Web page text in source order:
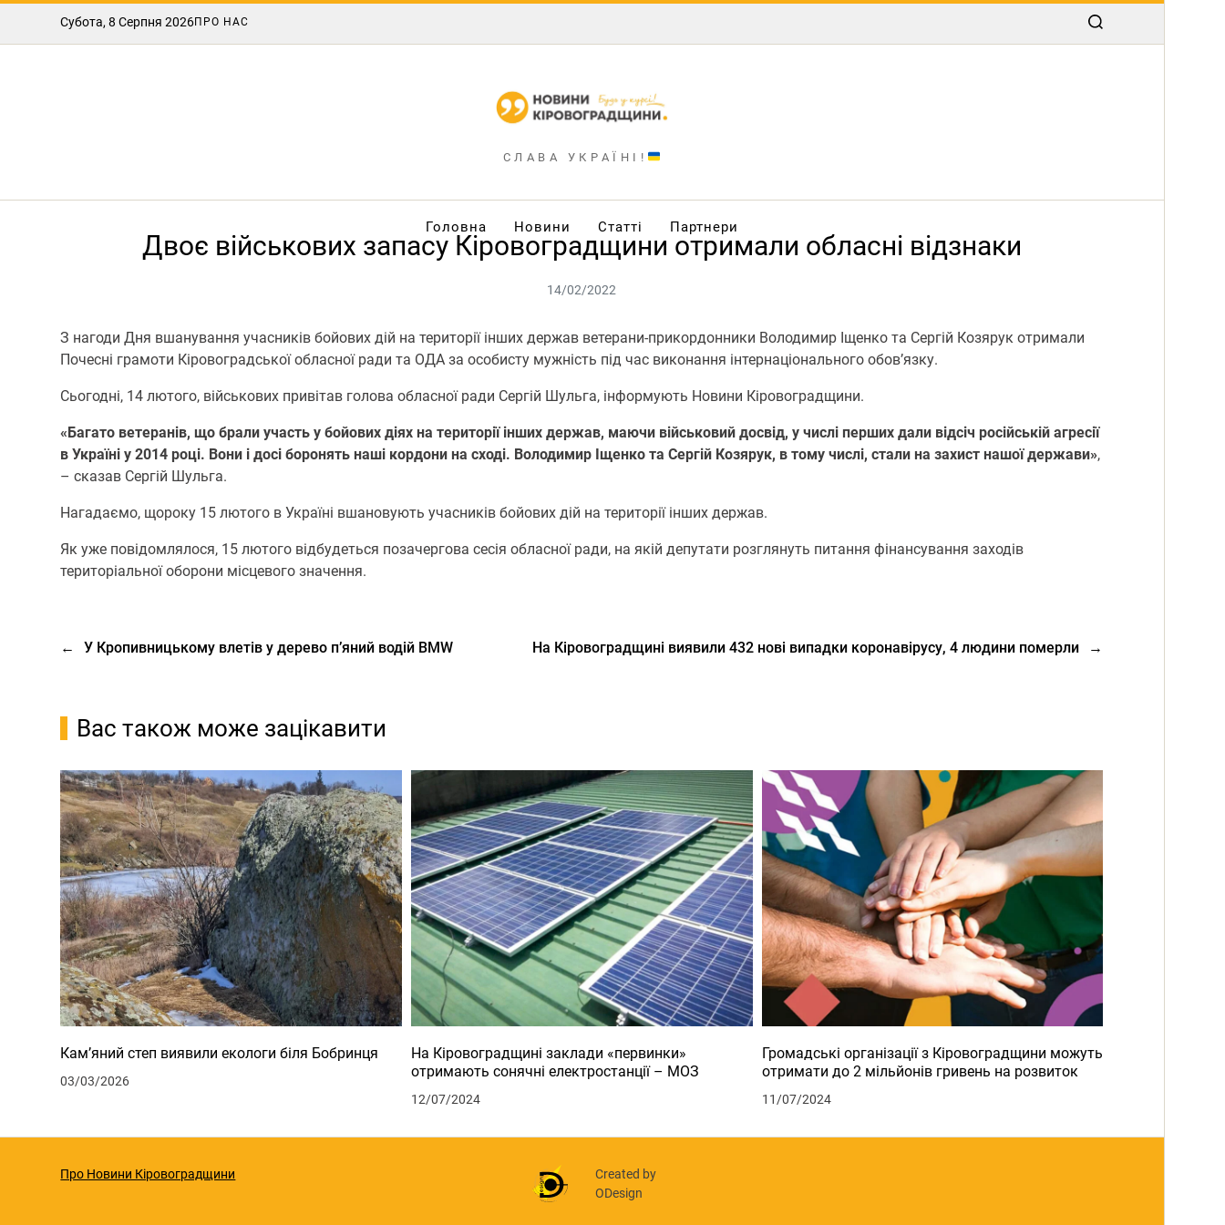
Субота, 8 Серпня 2026ПРО НАС
СЛАВА УКРАЇНІ!
Головна Новини Статті Партнери
Двоє військових запасу Кіровоградщини отримали обласні відзнаки
14/02/2022
З нагоди Дня вшанування учасників бойових дій на території інших держав ветерани-прикордонники Володимир Іщенко та Сергій Козярук отримали
Почесні грамоти Кіровоградської обласної ради та ОДА за особисту мужність під час виконання інтернаціонального обов’язку.
Сьогодні, 14 лютого, військових привітав голова обласної ради Сергій Шульга, інформують Новини Кіровоградщини.
«Багато ветеранів, що брали участь у бойових діях на території інших держав, маючи військовий досвід, у числі перших дали відсіч російській агресії
в Україні у 2014 році. Вони і досі боронять наші кордони на сході. Володимир Іщенко та Сергій Козярук, в тому числі, стали на захист нашої держави»,
– сказав Сергій Шульга.
Нагадаємо, щороку 15 лютого в Україні вшановують учасників бойових дій на території інших держав.
Як уже повідомлялося, 15 лютого відбудеться позачергова сесія обласної ради, на якій депутати розглянуть питання фінансування заходів
територіальної оборони місцевого значення.
← У Кропивницькому влетів у дерево п’яний водій BMW →
На Кіровоградщині виявили 432 нові випадки коронавірусу, 4 людини померли
Вас також може зацікавити
Кам’яний степ виявили екологи біля Бобринця
03/03/2026
На Кіровоградщині заклади «первинки»
отримають сонячні електростанції – МОЗ
12/07/2024
Громадські організації з Кіровоградщини можуть
отримати до 2 мільйонів гривень на розвиток
11/07/2024
Про Новини Кіровоградщини
Created by
ODesign